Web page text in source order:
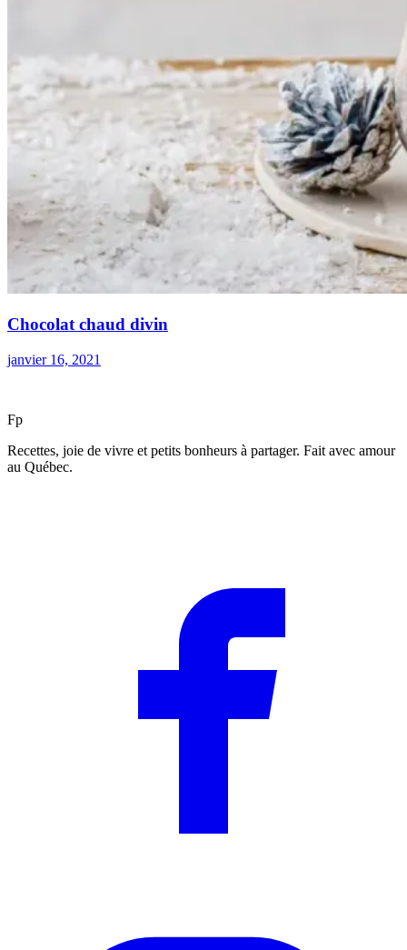
Chocolat chaud divin
janvier 16, 2021
Fp
Recettes, joie de vivre et petits bonheurs à partager. Fait avec amour
au Québec.